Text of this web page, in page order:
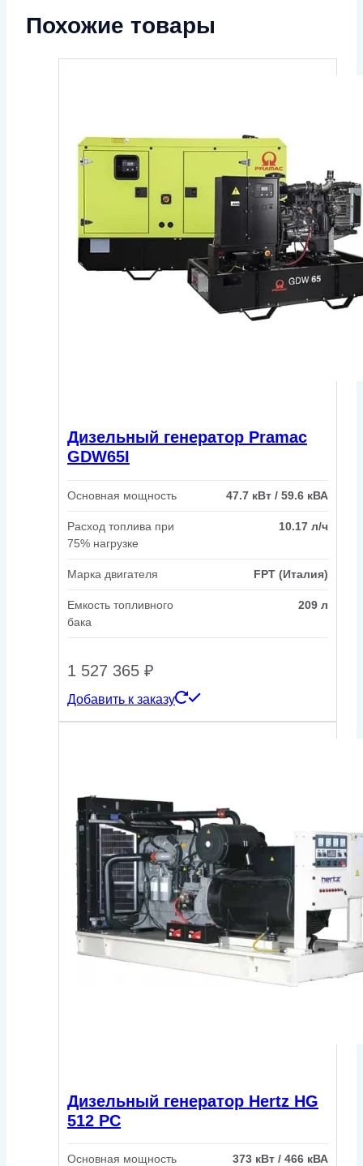
Похожие товары
Дизельный генератор Pramac
GDW65I
Основная мощность 47.7 кВт / 59.6 кВА
Расход топлива при
75% нагрузке
10.17 л/ч
Марка двигателя FPT (Италия)
Емкость топливного
бака
209 л
1 527 365 ₽
Добавить к заказу
Дизельный генератор Hertz HG
512 PC
Основная мощность 373 кВт / 466 кВА